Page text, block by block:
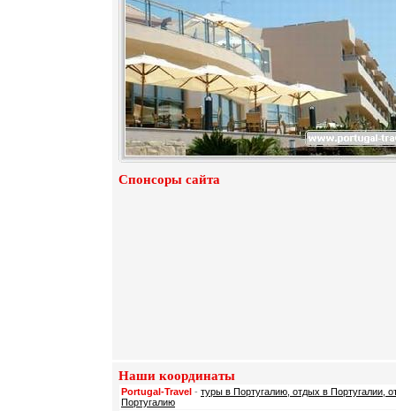
Спонсоры сайта
Наши координаты
Portugal-Travel - туры в Португалию, отдых в Португалии,
Португалию